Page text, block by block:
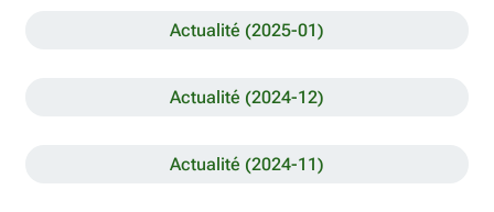
Actualité (2025-01)
Actualité (2024-12)
Actualité (2024-11)